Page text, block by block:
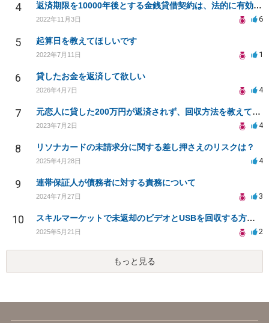
4 返済期限を10000年後とする金銭貸借契約は、法的に有効となりますか？
2022年11月3日 6
5 起算日を教えてほしいです
2022年7月11日 1
6 貸したお金を返済して欲しい
2026年4月7日 4
7 元恋人に貸した200万円が返済されず、回収方法を教えてください
2023年7月2日 4
8 リソナカードの未請求分に関する差し押さえのリスクは？
2025年4月28日 4
9 連帯保証人が債務者に対する責務について
2024年7月27日 3
10 スキルマーケットで未返却のビデオとUSBを回収する方法は？
2025年5月21日 2
もっと見る